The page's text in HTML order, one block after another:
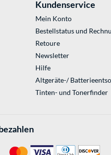
Kundenservice
Mein Konto
Bestellstatus und
Retoure
Newsletter
Hilfe
Altgeräte-/
Tinten- und Tonerfinder